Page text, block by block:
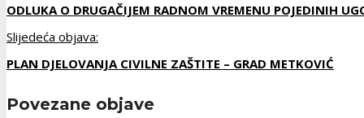
ODLUKA O DRUGAČIJEM RADNOM VREMENU POJEDINIH
Slijedeća objava:
PLAN DJELOVANJA CIVILNE ZAŠTITE – GRAD METKOVIĆ
Povezane objave